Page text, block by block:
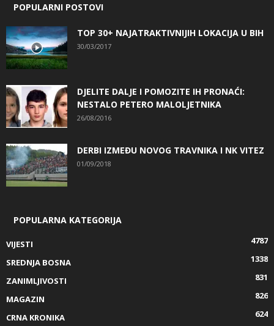
POPULARNI POSTOVI
TOP 30+ NAJATRAKTIVNIJIH LOKACIJA U BIH
30/03/2017
DJELITE DALJE I POMOZITE IH PRONAĆI:
NESTALO PETERO MALOLJETNIKA
26/08/2016
DERBI IZMEĐU NOVOG TRAVNIKA I NK VITEZ
01/09/2018
POPULARNA KATEGORIJA
VIJESTI
4787
SREDNJA BOSNA
1338
ZANIMLJIVOSTI
831
MAGAZIN
826
CRNA KRONIKA
624